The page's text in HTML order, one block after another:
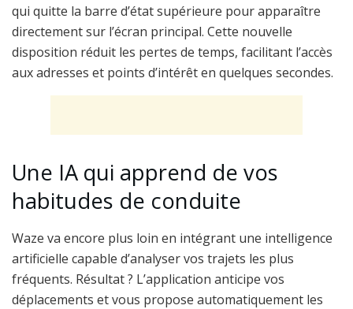
qui quitte la barre d’état supérieure pour apparaître
directement sur l’écran principal. Cette nouvelle
disposition réduit les pertes de temps, facilitant l’accès
aux adresses et points d’intérêt en quelques secondes.
Une IA qui apprend de vos
habitudes de conduite
Waze va encore plus loin en intégrant une intelligence
artificielle capable d’analyser vos trajets les plus
fréquents. Résultat ? L’application anticipe vos
déplacements et vous propose automatiquement les